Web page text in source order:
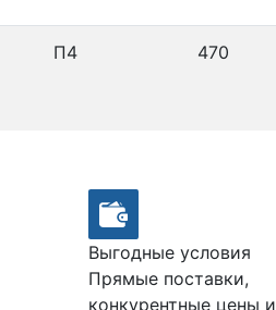
П4 470
Выгодные условия
Прямые поставки,
конкурентные цены и